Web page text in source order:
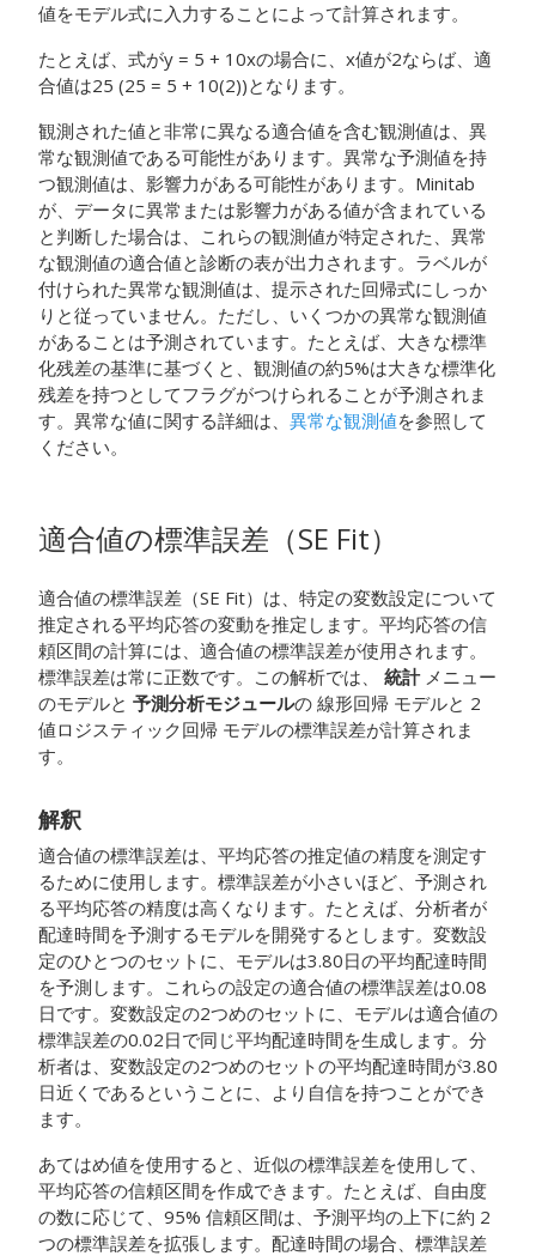
値をモデル式に入力することによって計算されます。
たとえば、式がy = 5 + 10xの場合に、x値が2ならば、適
合値は25 (25 = 5 + 10(2))となります。
観測された値と非常に異なる適合値を含む観測値は、異
常な観測値である可能性があります。異常な予測値を持
つ観測値は、影響力がある可能性があります。Minitab
が、データに異常または影響力がある値が含まれている
と判断した場合は、これらの観測値が特定された、異常
な観測値の適合値と診断の表が出力されます。ラベルが
付けられた異常な観測値は、提示された回帰式にしっか
りと従っていません。ただし、いくつかの異常な観測値
があることは予測されています。たとえば、大きな標準
化残差の基準に基づくと、観測値の約5%は大きな標準化
残差を持つとしてフラグがつけられることが予測されま
す。異常な値に関する詳細は、 異常な観測値を参照して
ください。
適合値の標準誤差（SE Fit）
適合値の標準誤差（SE Fit）は、特定の変数設定について
推定される平均応答の変動を推定します。平均応答の信
頼区間の計算には、適合値の標準誤差が使用されます。
標準誤差は常に正数です。この解析では、 統計メニュー
のモデルと 予測分析モジュールの 線形回帰 モデルと 2
値ロジスティック回帰 モデルの標準誤差が計算されま
す。
解釈
適合値の標準誤差は、平均応答の推定値の精度を測定す
るために使用します。標準誤差が小さいほど、予測され
る平均応答の精度は高くなります。たとえば、分析者が
配達時間を予測するモデルを開発するとします。変数設
定のひとつのセットに、モデルは3.80日の平均配達時間
を予測します。これらの設定の適合値の標準誤差は0.08
日です。変数設定の2つめのセットに、モデルは適合値の
標準誤差の0.02日で同じ平均配達時間を生成します。分
析者は、変数設定の2つめのセットの平均配達時間が3.80
日近くであるということに、より自信を持つことができ
ます。
あてはめ値を使用すると、近似の標準誤差を使用して、
平均応答の信頼区間を作成できます。たとえば、自由度
の数に応じて、95% 信頼区間は、予測平均の上下に約 2
つの標準誤差を拡張します。配達時間の場合、標準誤差